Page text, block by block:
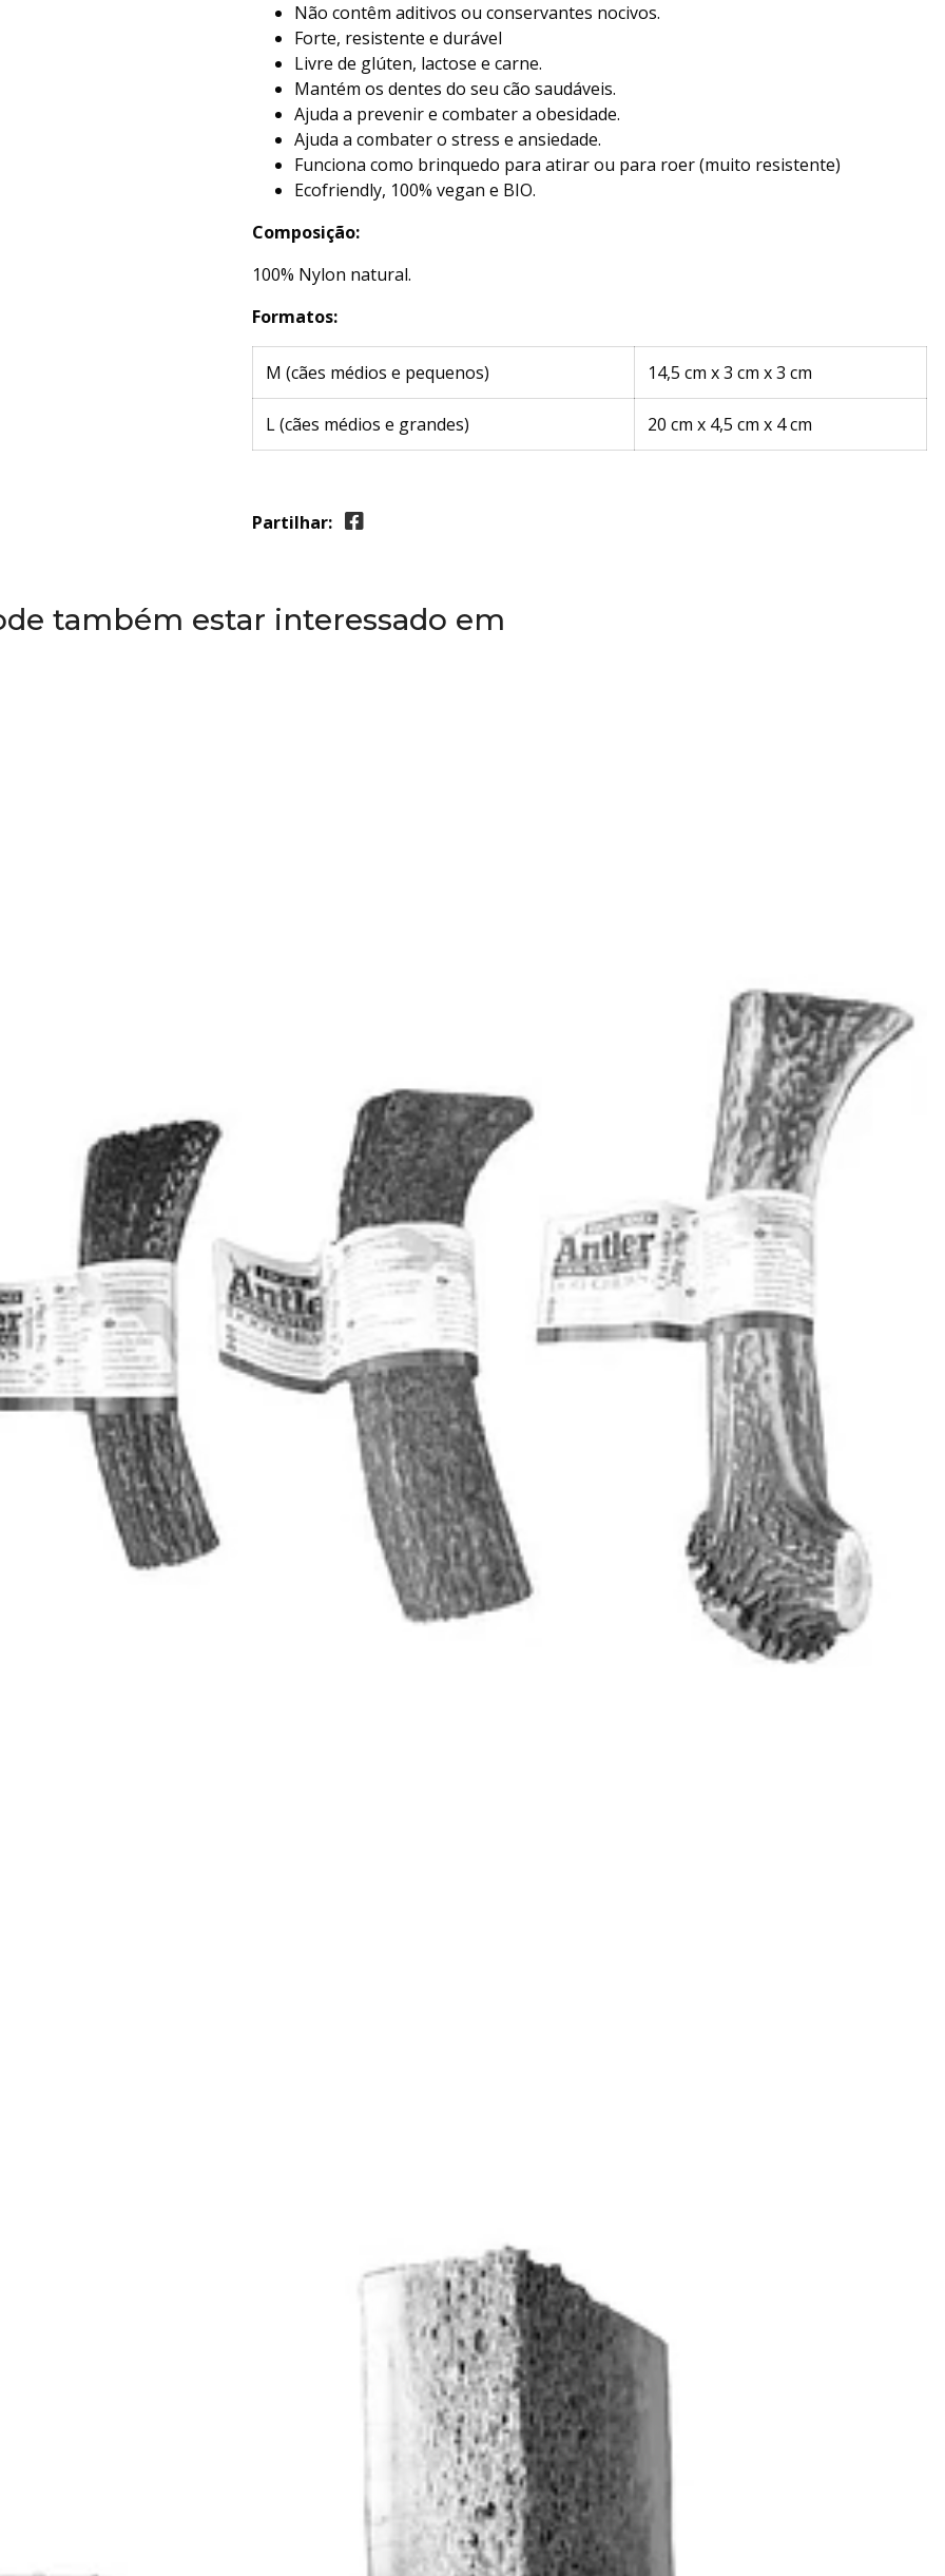
Não contêm aditivos ou conservantes nocivos.
Forte, resistente e durável
Livre de glúten, lactose e carne.
Mantém os dentes do seu cão saudáveis.
Ajuda a prevenir e combater a obesidade.
Ajuda a combater o stress e ansiedade.
Funciona como brinquedo para atirar ou para roer (muito resistente)
Ecofriendly, 100% vegan e BIO.
Composição:
100% Nylon natural.
Formatos:
M (cães médios e pequenos) 14,5 cm x 3 cm x 3 cm
L (cães médios e grandes) 20 cm x 4,5 cm x 4 cm
Partilhar:
também estar interessado em